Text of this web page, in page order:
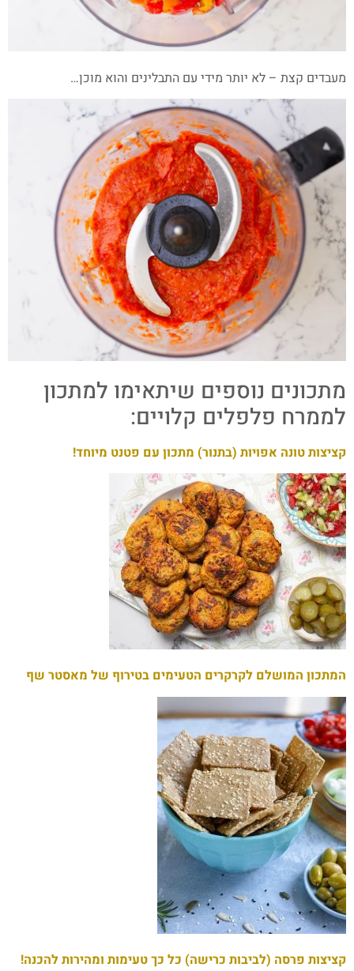
מעבדים קצת – לא יותר מידי עם התבלינים והוא מוכן…
מתכונים נוספים שיתאימו למתכון
לממרח פלפלים קלויים:
קציצות טונה אפויות (בתנור) מתכון עם פטנט מיוחד!
המתכון המושלם לקרקרים הטעימים בטירוף של מאסטר שף
קציצות פרסה (לביבות כרישה) כל כך טעימות ומהירות להכנה!